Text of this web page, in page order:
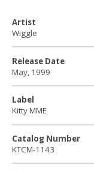
Artist
Wiggle
Release Date
May, 1999
Label
Kitty MME
Catalog Number
KTCM-1143